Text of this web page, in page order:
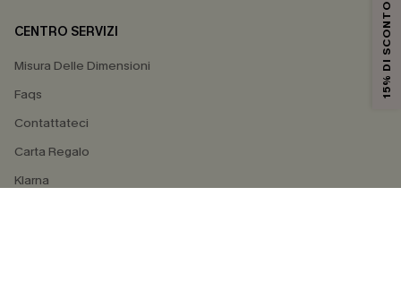
CENTRO SERVIZI
Misura Delle Dimensioni
Faqs
Contattateci
Carta Regalo
Klarna
15% DI SCONTO